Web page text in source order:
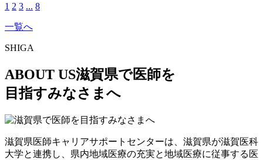
1 2 3 ... 8
一覧へ
SHIGA
ABOUT US滋賀県で医師を
目指すみなさまへ
滋賀県医師キャリアサポートセンターは、滋賀県が滋賀医科
大学と連携し、県内地域医療の充実と地域医療に従事する医